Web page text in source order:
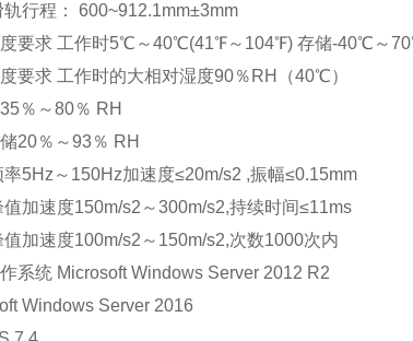
程： 600~912.1mm±3mm
求 工作时5℃～40℃(41℉～104℉) 存储-40℃～
求 工作时的大相对湿度90％RH（40℃）
～80％ RH
％～93％ RH
～150Hz加速度≤20m/s2 ,振幅≤0.15mm
速度150m/s2～300m/s2,持续时间≤11ms
速度100m/s2～150m/s2,次数1000次内
统 Microsoft Windows Server 2012 R2
Server 2016